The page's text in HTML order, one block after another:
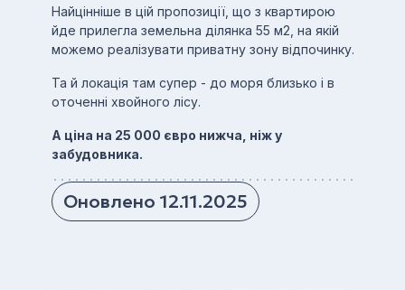
Найцінніше в цій пропозиції, що з квартирою
йде прилегла земельна ділянка 55 м2, на якій
можемо реалізувати приватну зону відпочинку.
Та й локація там супер - до моря близько і в
оточенні хвойного лісу.
А ціна на 25 000 євро нижча, ніж у
забудовника.
Оновлено 12.11.2025